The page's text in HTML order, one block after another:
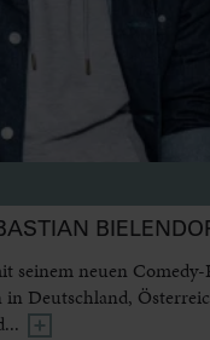
seinem neuen
in Deutschland,